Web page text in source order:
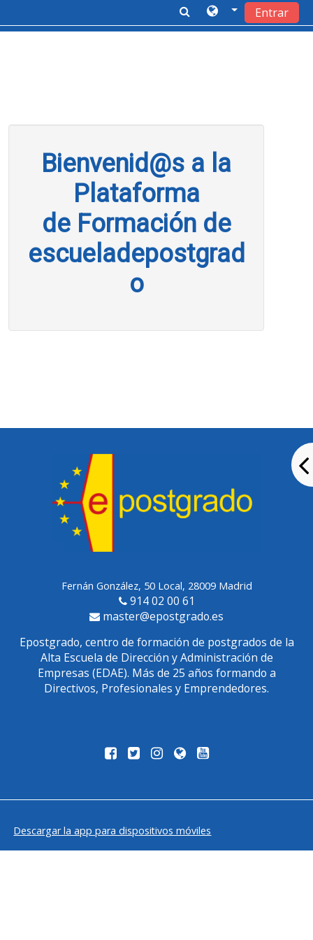
Entrar
Bienvenid@s a la
Plataforma
de Formación de
escueladepostgrad
o
Fernán González, 50 Local, 28009 Madrid
914 02 00 61
master@epostgrado.es
Epostgrado, centro de formación de postgrados de la
Alta Escuela de Dirección y Administración de
Empresas (EDAE). Más de 25 años formando a
Directivos, Profesionales y Emprendedores.
Descargar la app para dispositivos móviles